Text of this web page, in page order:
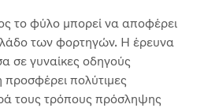
το φύλο μπορεί να αποφέρει
των φορτηγών. Η έρευνα
σε γυναίκες οδηγούς
πολύτιμες
τους τρόπους πρόσληψης